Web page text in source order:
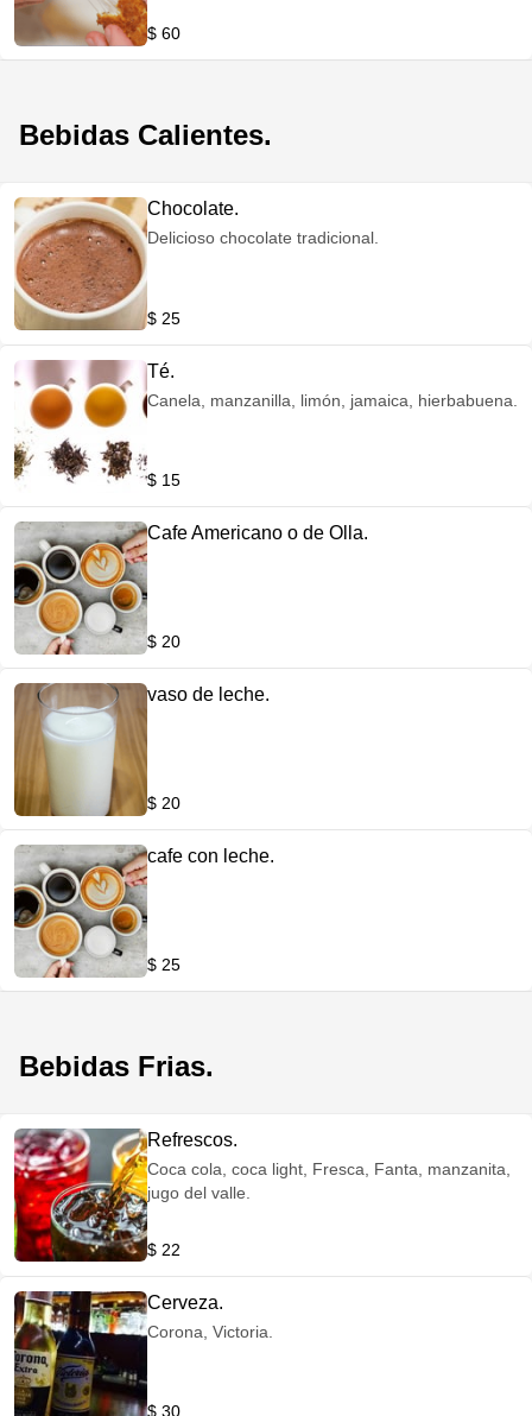
$ 60
Bebidas Calientes.
Chocolate.
Delicioso chocolate tradicional.
$ 25
Té.
Canela, manzanilla, limón, jamaica, hierbabuena.
$ 15
Cafe Americano o de Olla.
$ 20
vaso de leche.
$ 20
cafe con leche.
$ 25
Bebidas Frias.
Refrescos.
Coca cola, coca light, Fresca, Fanta, manzanita,
jugo del valle.
$ 22
Cerveza.
Corona, Victoria.
$ 30